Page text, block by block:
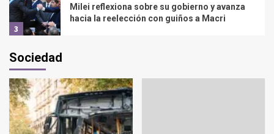
3
Milei reflexiona sobre su gobierno y avanza
hacia la reelección con guiños a Macri
4
para avanzar con la reforma del Banco
Central y la ley de Inocencia Fiscal
Política
Sociedad